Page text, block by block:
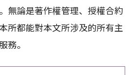
無論是著作權管理、授權合約
所都能對本文所涉及的所有主
務。